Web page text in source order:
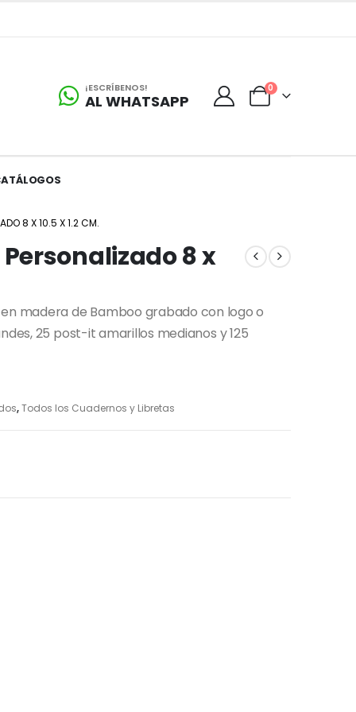
¡ESCRÍBENOS!
AL WHATSAPP
0
8 X 10.5 X 1.2 CM.
8 x
madera de Bamboo grabado con logo o
25 post-it amarillos medianos y 125
,Todos los Cuadernos y Libretas